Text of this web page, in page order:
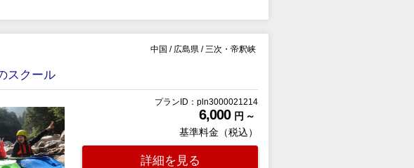
中国 / 広島県 / 三次・帝釈峡
スクール
プランID：pln3000021214
6,000 円 ～
基準料金（税込）
詳細を見る